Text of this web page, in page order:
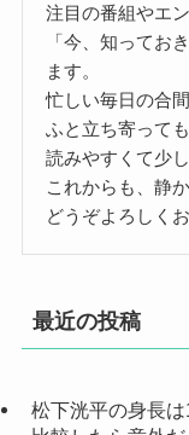
注目の番組やエ
「今、知ってお
ます。
忙しい毎日の合間
ふと立ち寄って
読みやすくて少
これからも、静
どうぞよろしく
最近の投稿
松下洸平の身長